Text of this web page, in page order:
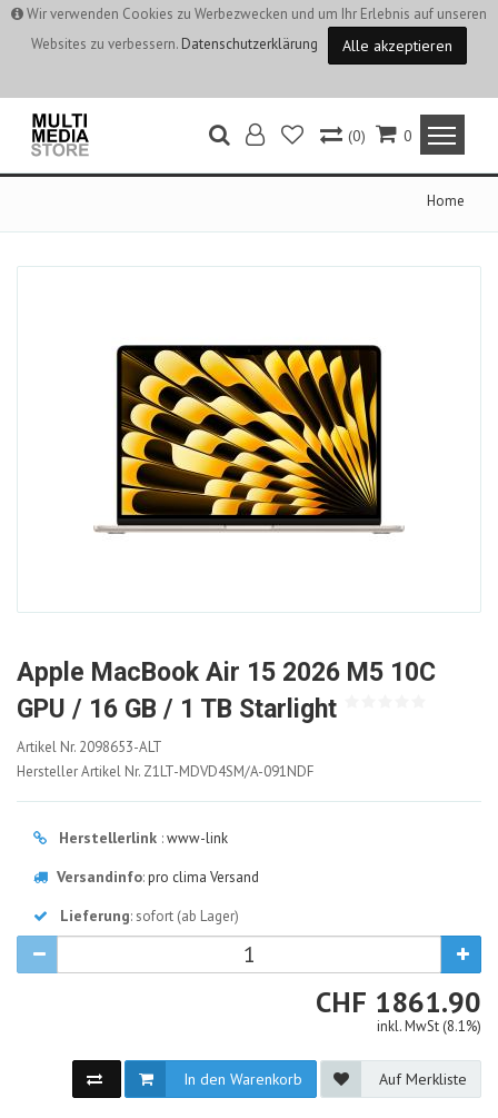
Wir verwenden Cookies zu Werbezwecken und um Ihr Erlebnis auf unseren
Websites zu verbessern. Datenschutzerklärung Alle akzeptieren
0
(0)
Home
Apple MacBook Air 15 2026 M5 10C
GPU / 16 GB / 1 TB Starlight
2098653-
ALT
Artikel Nr. 2098653-ALT
Hersteller Artikel Nr. Z1LT-MDVD4SM/A-091NDF
Herstellerlink :www-link
Versandinfo:pro clima Versand
Lieferung: sofort (ab Lager)
CHF CHF
1861.90
inkl. MwSt (8.1%)
In den Warenkorb Auf Merkliste